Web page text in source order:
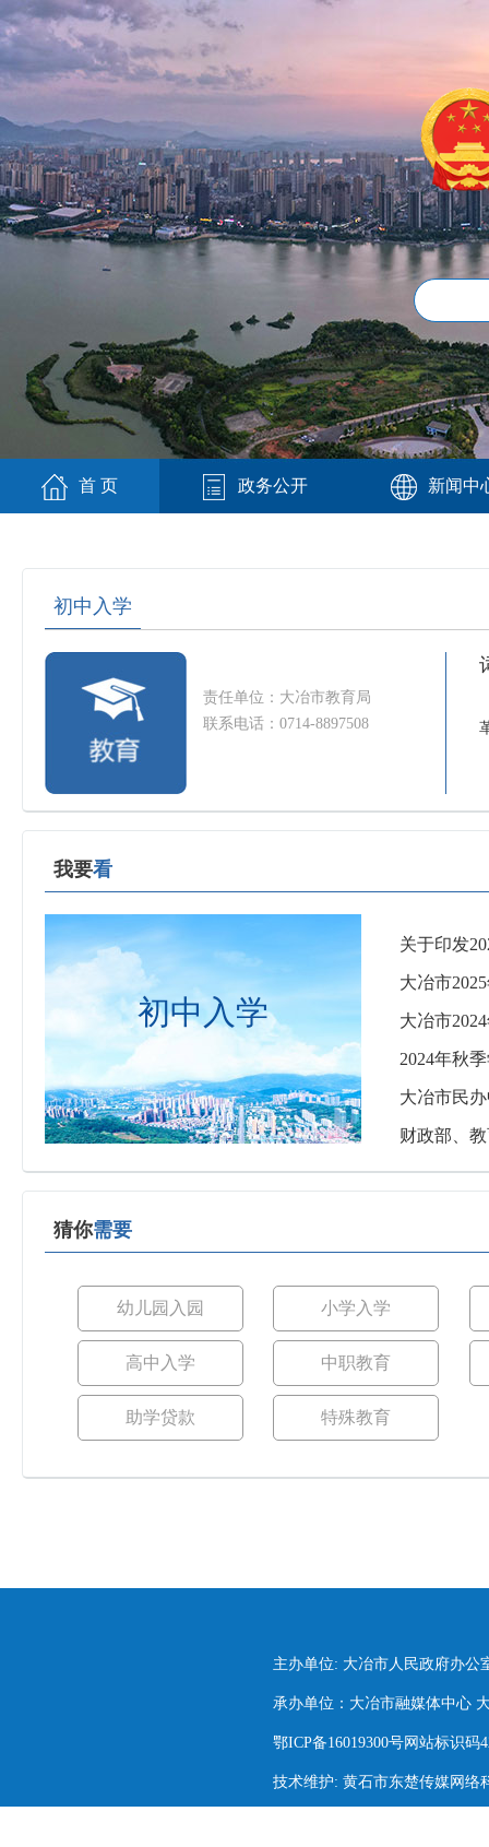
首 页 政务公开 新闻中
初中入学
责任单位：大冶市教育局
联系电话：0714-8897508
我要看
初中入学
关于印发
大冶市
大冶市
2024年秋
大冶市民
财政部、
猜你需要
幼儿园入园 小学入学
高中入学 中职教育
助学贷款 特殊教育
主办单位: 大冶市人民政府办公
承办单位：大冶市融媒体中心
鄂ICP备16019300号网站标识码
技术维护: 黄石市东楚传媒网络